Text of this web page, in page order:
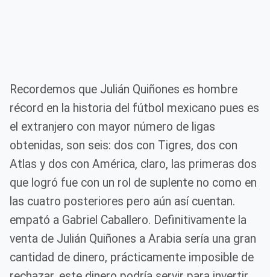
Recordemos que Julián Quiñones es hombre
récord en la historia del fútbol mexicano pues es
el extranjero con mayor número de ligas
obtenidas, son seis: dos con Tigres, dos con
Atlas y dos con América, claro, las primeras dos
que logró fue con un rol de suplente no como en
las cuatro posteriores pero aún así cuentan.
empató a Gabriel Caballero. Definitivamente la
venta de Julián Quiñones a Arabia sería una gran
cantidad de dinero, prácticamente imposible de